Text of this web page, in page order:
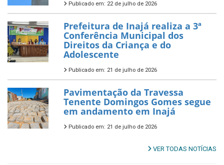
Publicado em: 22 de julho de 2026
Prefeitura de Inajá realiza a 3ª
Conferência Municipal dos
Direitos da Criança e do
Adolescente
Publicado em: 21 de julho de 2026
Pavimentação da Travessa
Tenente Domingos Gomes segue
em andamento em Inajá
Publicado em: 21 de julho de 2026
VER TODAS NOTÍCIAS